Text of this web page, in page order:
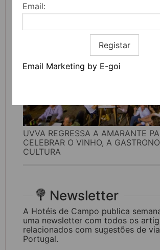
Email:
Registar
Email Marketing by E-goi
UVVA REGRESSA A AMARANTE
CELEBRAR O VINHO, A
CULTURA
Newsletter
A Hotéis de Campo publica
uma newsletter com todos os
relacionados com sugestões de
Portugal.